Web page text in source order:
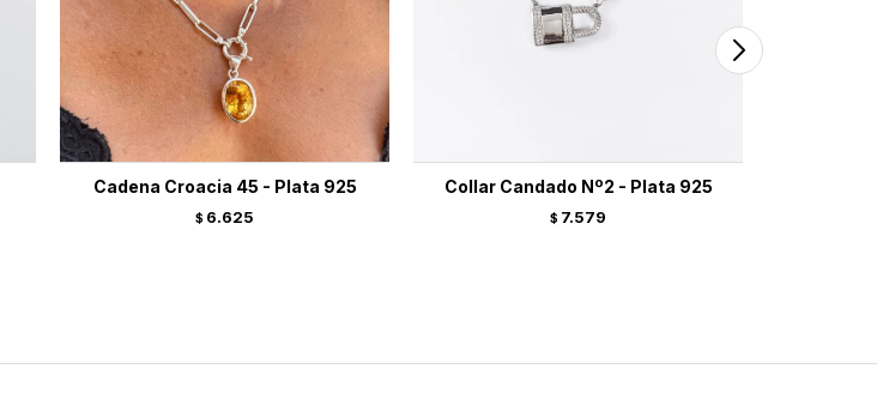
Cadena Croacia 45 - Plata 925
$ 6.625
Collar Candado Nº2 - Plata 925
$ 7.579